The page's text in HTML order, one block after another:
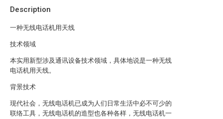
Description
一种无线电话机用天线
技术领域
本实用新型涉及通讯设备技术领域，具体地说是一种无线
电话机用天线。
背景技术
现代社会，无线电话机已成为人们日常生活中必不可少的
联络工具，无线电话机的造型也各种各样，无线电话机一